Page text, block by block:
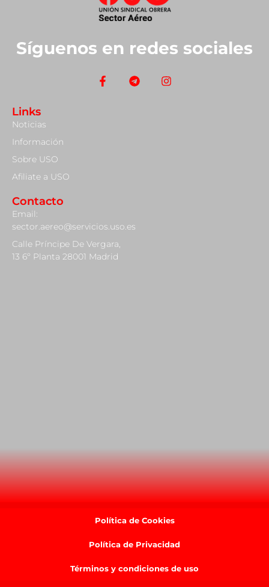
Síguenos en redes sociales
Links
Noticias
Información
Sobre USO
Afiliate a USO
Contacto
Email:
sector.aereo@servicios.uso.es
Calle Príncipe De Vergara,
13 6º Planta 28001 Madrid
Política de Cookies
Política de Privacidad
Términos y condiciones de uso